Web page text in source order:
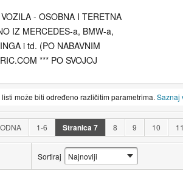
- OSOBNA I TERETNA
IZ MERCEDES-a, BMW-a,
i td. (PO NABAVNIM
*** PO SVOJOJ
U RH.
može biti određeno različitim parametrima.Saznaj
1-6 Stranica7 8 9 10 11
Sortiraj